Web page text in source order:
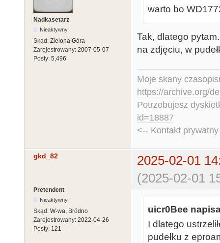
Nadkasetarz
Nieaktywny
Skąd: Zielona Góra
Zarejestrowany: 2007-05-07
Posty: 5,496
warto bo
Tak, dlatego
na zdjęciu, w
Moje skany
https://archive.org/
Potrzebujesz
id=18887
<-- Kontakt
gkd_82
2025-02-01
(2025-02-01
Pretendent
Nieaktywny
Skąd: W-wa, Bródno
Zarejestrowany: 2022-04-26
Posty: 121
uicr0Bee
I dlatego
pudełku z